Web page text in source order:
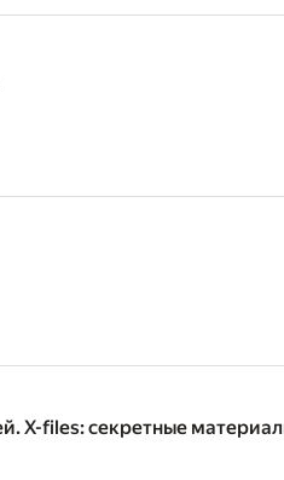
X-files: секретные